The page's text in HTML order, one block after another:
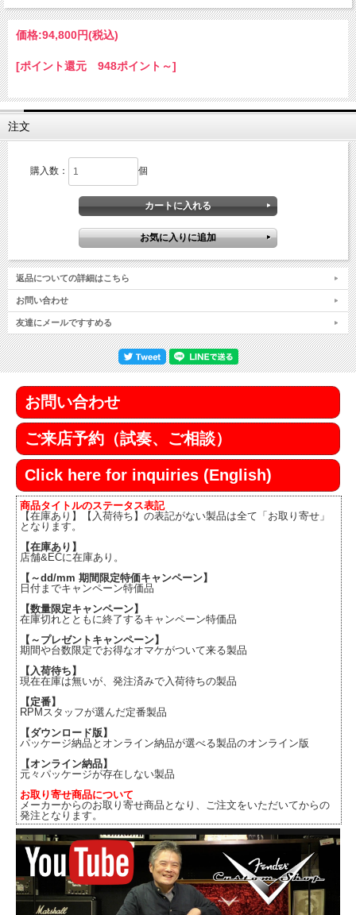
価格:94,800円(税込)
[ポイント還元 948ポイント～]
注文
購入数： 個
返品についての詳細はこちら
お問い合わせ
友達にメールですすめる
お問い合わせ
ご来店予約（試奏、ご相談）
Click here for inquiries (English)
商品タイトルのステータス表記
【在庫あり】【入荷待ち】の表記がない製品は全て「お取り寄せ」
となります。
【在庫あり】
店舗&ECに在庫あり。
【～dd/mm 期間限定特価キャンペーン】
日付までキャンペーン特価品
【数量限定キャンペーン】
在庫切れとともに終了するキャンペーン特価品
【～プレゼントキャンペーン】
期間や台数限定でお得なオマケがついて来る製品
【入荷待ち】
現在在庫は無いが、発注済みで入荷待ちの製品
【定番】
RPMスタッフが選んだ定番製品
【ダウンロード版】
パッケージ納品とオンライン納品が選べる製品のオンライン版
【オンライン納品】
元々パッケージが存在しない製品
お取り寄せ商品について
メーカーからのお取り寄せ商品となり、ご注文をいただいてからの
発注となります。